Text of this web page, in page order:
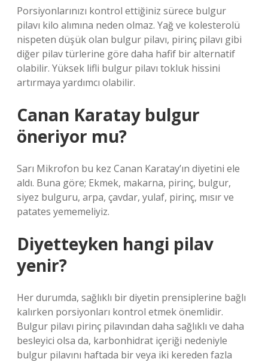
Porsiyonlarınızı kontrol ettiğiniz sürece bulgur
pilavı kilo alımına neden olmaz. Yağ ve kolesterolü
nispeten düşük olan bulgur pilavı, pirinç pilavı gibi
diğer pilav türlerine göre daha hafif bir alternatif
olabilir. Yüksek lifli bulgur pilavı tokluk hissini
artırmaya yardımcı olabilir.
Canan Karatay bulgur
öneriyor mu?
Sarı Mikrofon bu kez Canan Karatay’ın diyetini ele
aldı. Buna göre; Ekmek, makarna, pirinç, bulgur,
siyez bulguru, arpa, çavdar, yulaf, pirinç, mısır ve
patates yememeliyiz.
Diyetteyken hangi pilav
yenir?
Her durumda, sağlıklı bir diyetin prensiplerine bağlı
kalırken porsiyonları kontrol etmek önemlidir.
Bulgur pilavı pirinç pilavından daha sağlıklı ve daha
besleyici olsa da, karbonhidrat içeriği nedeniyle
bulgur pilavını haftada bir veya iki kereden fazla